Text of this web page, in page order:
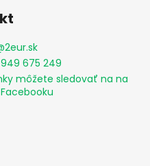
2eur.sk
949 675 249
môžete sledovať na na